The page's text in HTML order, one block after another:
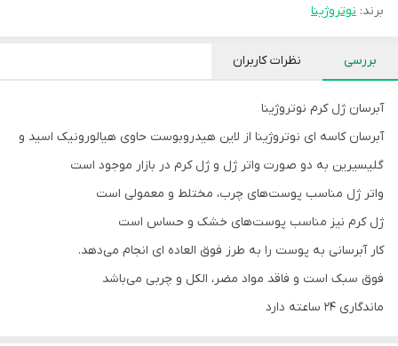
برند: نوتروژینا
بررسی نظرات کاربران
آبرسان ژل کرم نوتروژینا
آبرسان کاسه ای نوتروژینا از لاین هیدروبوست حاوی هیالورونیک اسید و
گلیسیرین به دو صورت واتر ژل و ژل کرم در بازار موجود است
واتر ژل مناسب پوست‌های چرب، مختلط و معمولی است
ژل کرم نیز مناسب پوست‌های خشک و حساس است
کار آبرسانی به پوست را به طرز فوق العاده ای انجام می‌دهد.
فوق سبک است و فاقد مواد مضر، الکل و چربی می‌باشد
ماندگاری 24 ساعته دارد